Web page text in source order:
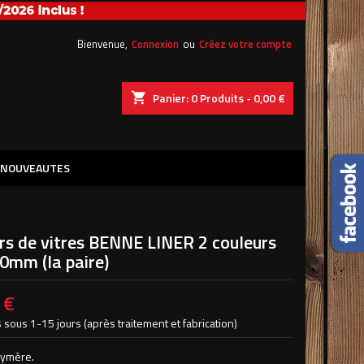
Bienvenue, Connexion ou Créez votre compte
shopping_cart Panier:0Produits - 0,00 €
NOUVEAUTES
de vitres BENNE LINER 2 couleurs
(la paire)
sous 1-15 jours (après traitement et fabrication)